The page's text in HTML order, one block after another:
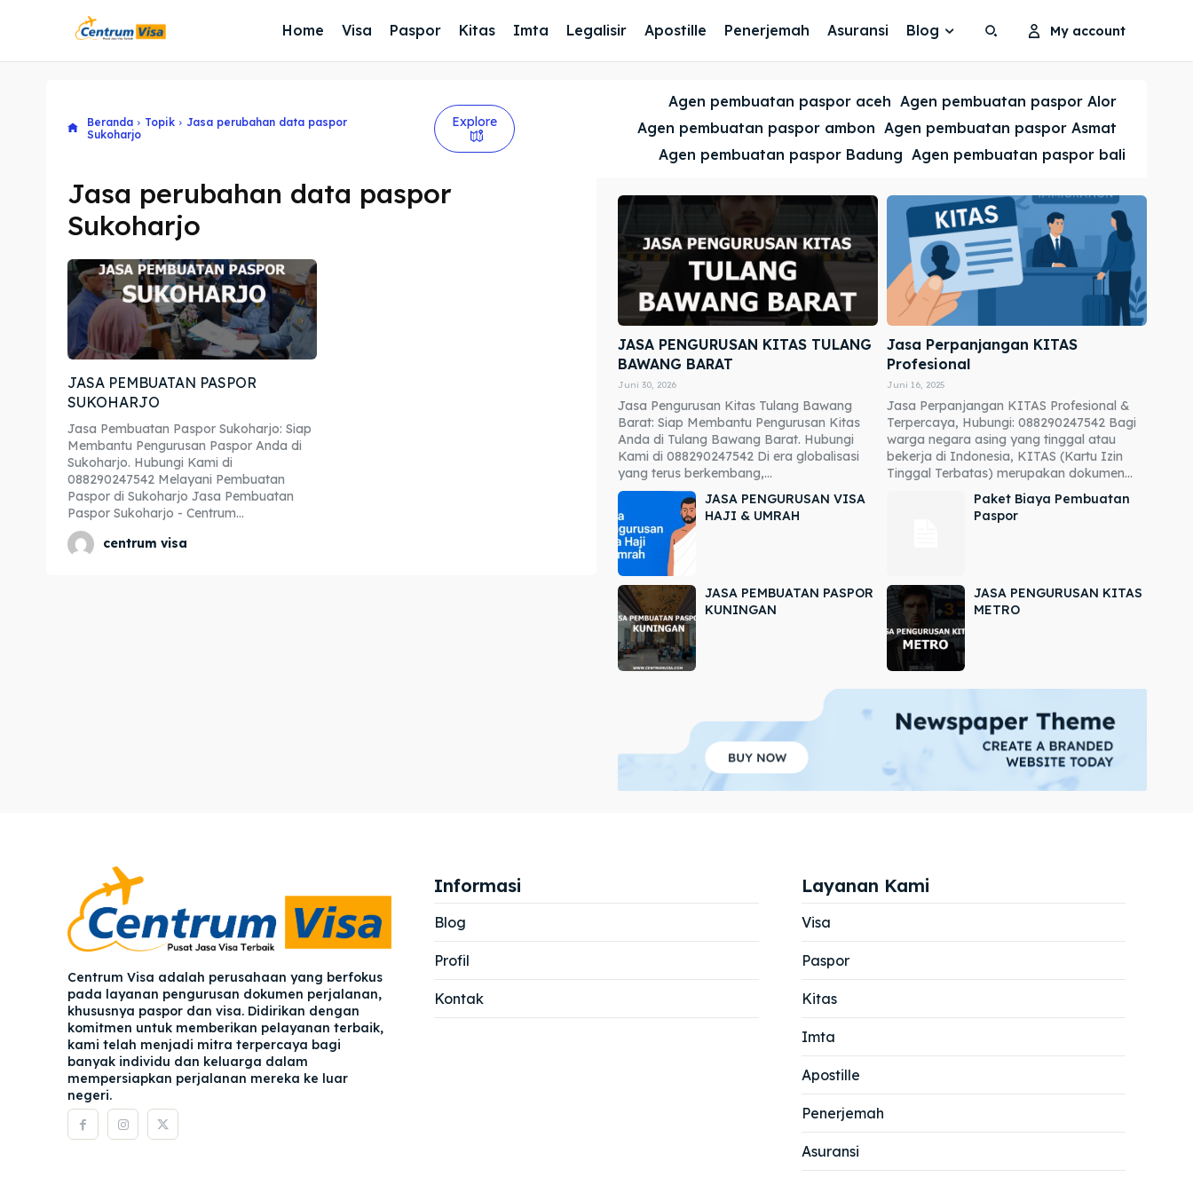
Explore our destinations
Blog
Cari
Explore our destinations
Blog
Cari
Home Visa Paspor Kitas Imta Legalisir Apostille Penerjemah Asuransi Blog My account
Beranda Topik
Jasa perubahan data paspor
Sukoharjo
Explore
Agen pembuatan paspor aceh Agen pembuatan paspor Alor
Agen pembuatan paspor ambon Agen pembuatan paspor Asmat
Agen pembuatan paspor Badung Agen pembuatan paspor bali
Jasa perubahan data paspor
Sukoharjo
JASA PEMBUATAN PASPOR
SUKOHARJO
Jasa Pembuatan Paspor Sukoharjo: Siap
Membantu Pengurusan Paspor Anda di
Sukoharjo. Hubungi Kami di
088290247542 Melayani Pembuatan
Paspor di Sukoharjo Jasa Pembuatan
Paspor Sukoharjo - Centrum...
centrum visa
JASA PENGURUSAN KITAS TULANG
BAWANG BARAT
Juni 30, 2026
Jasa Pengurusan Kitas Tulang Bawang
Barat: Siap Membantu Pengurusan Kitas
Anda di Tulang Bawang Barat. Hubungi
Kami di 088290247542 Di era globalisasi
yang terus berkembang,...
Jasa Perpanjangan KITAS
Profesional
Juni 16, 2025
Jasa Perpanjangan KITAS Profesional &
Terpercaya, Hubungi: 088290247542 Bagi
warga negara asing yang tinggal atau
bekerja di Indonesia, KITAS (Kartu Izin
Tinggal Terbatas) merupakan dokumen...
JASA PENGURUSAN VISA
HAJI & UMRAH
Paket Biaya Pembuatan
Paspor
JASA PEMBUATAN PASPOR
KUNINGAN
JASA PENGURUSAN KITAS
METRO
Centrum Visa adalah perusahaan yang berfokus
pada layanan pengurusan dokumen perjalanan,
khususnya paspor dan visa. Didirikan dengan
komitmen untuk memberikan pelayanan terbaik,
kami telah menjadi mitra terpercaya bagi
banyak individu dan keluarga dalam
mempersiapkan perjalanan mereka ke luar
negeri.
Informasi
Blog
Profil
Kontak
Layanan Kami
Visa
Paspor
Kitas
Imta
Apostille
Penerjemah
Asuransi